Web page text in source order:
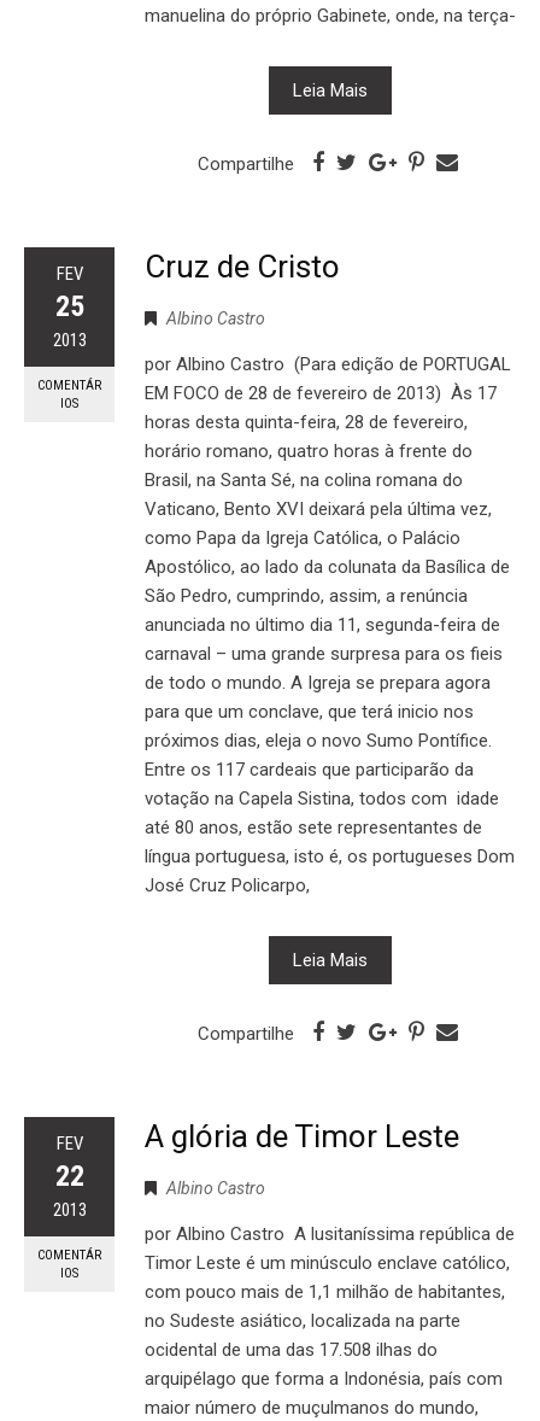
manuelina do próprio Gabinete, onde, na terça-
Leia Mais
Compartilhe
FEV
25
2013
COMENTÁR
IOS
Cruz de Cristo
Albino Castro
por Albino Castro (Para edição de PORTUGAL
EM FOCO de 28 de fevereiro de 2013) Às 17
horas desta quinta-feira, 28 de fevereiro,
horário romano, quatro horas à frente do
Brasil, na Santa Sé, na colina romana do
Vaticano, Bento XVI deixará pela última vez,
como Papa da Igreja Católica, o Palácio
Apostólico, ao lado da colunata da Basílica de
São Pedro, cumprindo, assim, a renúncia
anunciada no último dia 11, segunda-feira de
carnaval – uma grande surpresa para os fieis
de todo o mundo. A Igreja se prepara agora
para que um conclave, que terá inicio nos
próximos dias, eleja o novo Sumo Pontífice.
Entre os 117 cardeais que participarão da
votação na Capela Sistina, todos com idade
até 80 anos, estão sete representantes de
língua portuguesa, isto é, os portugueses Dom
José Cruz Policarpo,
Leia Mais
Compartilhe
FEV
22
2013
COMENTÁR
IOS
A glória de Timor Leste
Albino Castro
por Albino Castro A lusitaníssima república de
Timor Leste é um minúsculo enclave católico,
com pouco mais de 1,1 milhão de habitantes,
no Sudeste asiático, localizada na parte
ocidental de uma das 17.508 ilhas do
arquipélago que forma a Indonésia, país com
maior número de muçulmanos do mundo,